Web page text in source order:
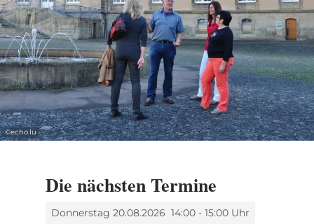
Anmeldungen sind per E-Mail, telefonisch
oder persönlich im Echternach Tourist Office
möglich. Bitte geben Sie Name, E-Mail-
Adresse, Telefonnummer sowie die Anzahl
der Teilnehmer an.
©echo.lu
Die nächsten Termine
Donnerstag 20.08.2026 14:00 - 15:00 Uhr